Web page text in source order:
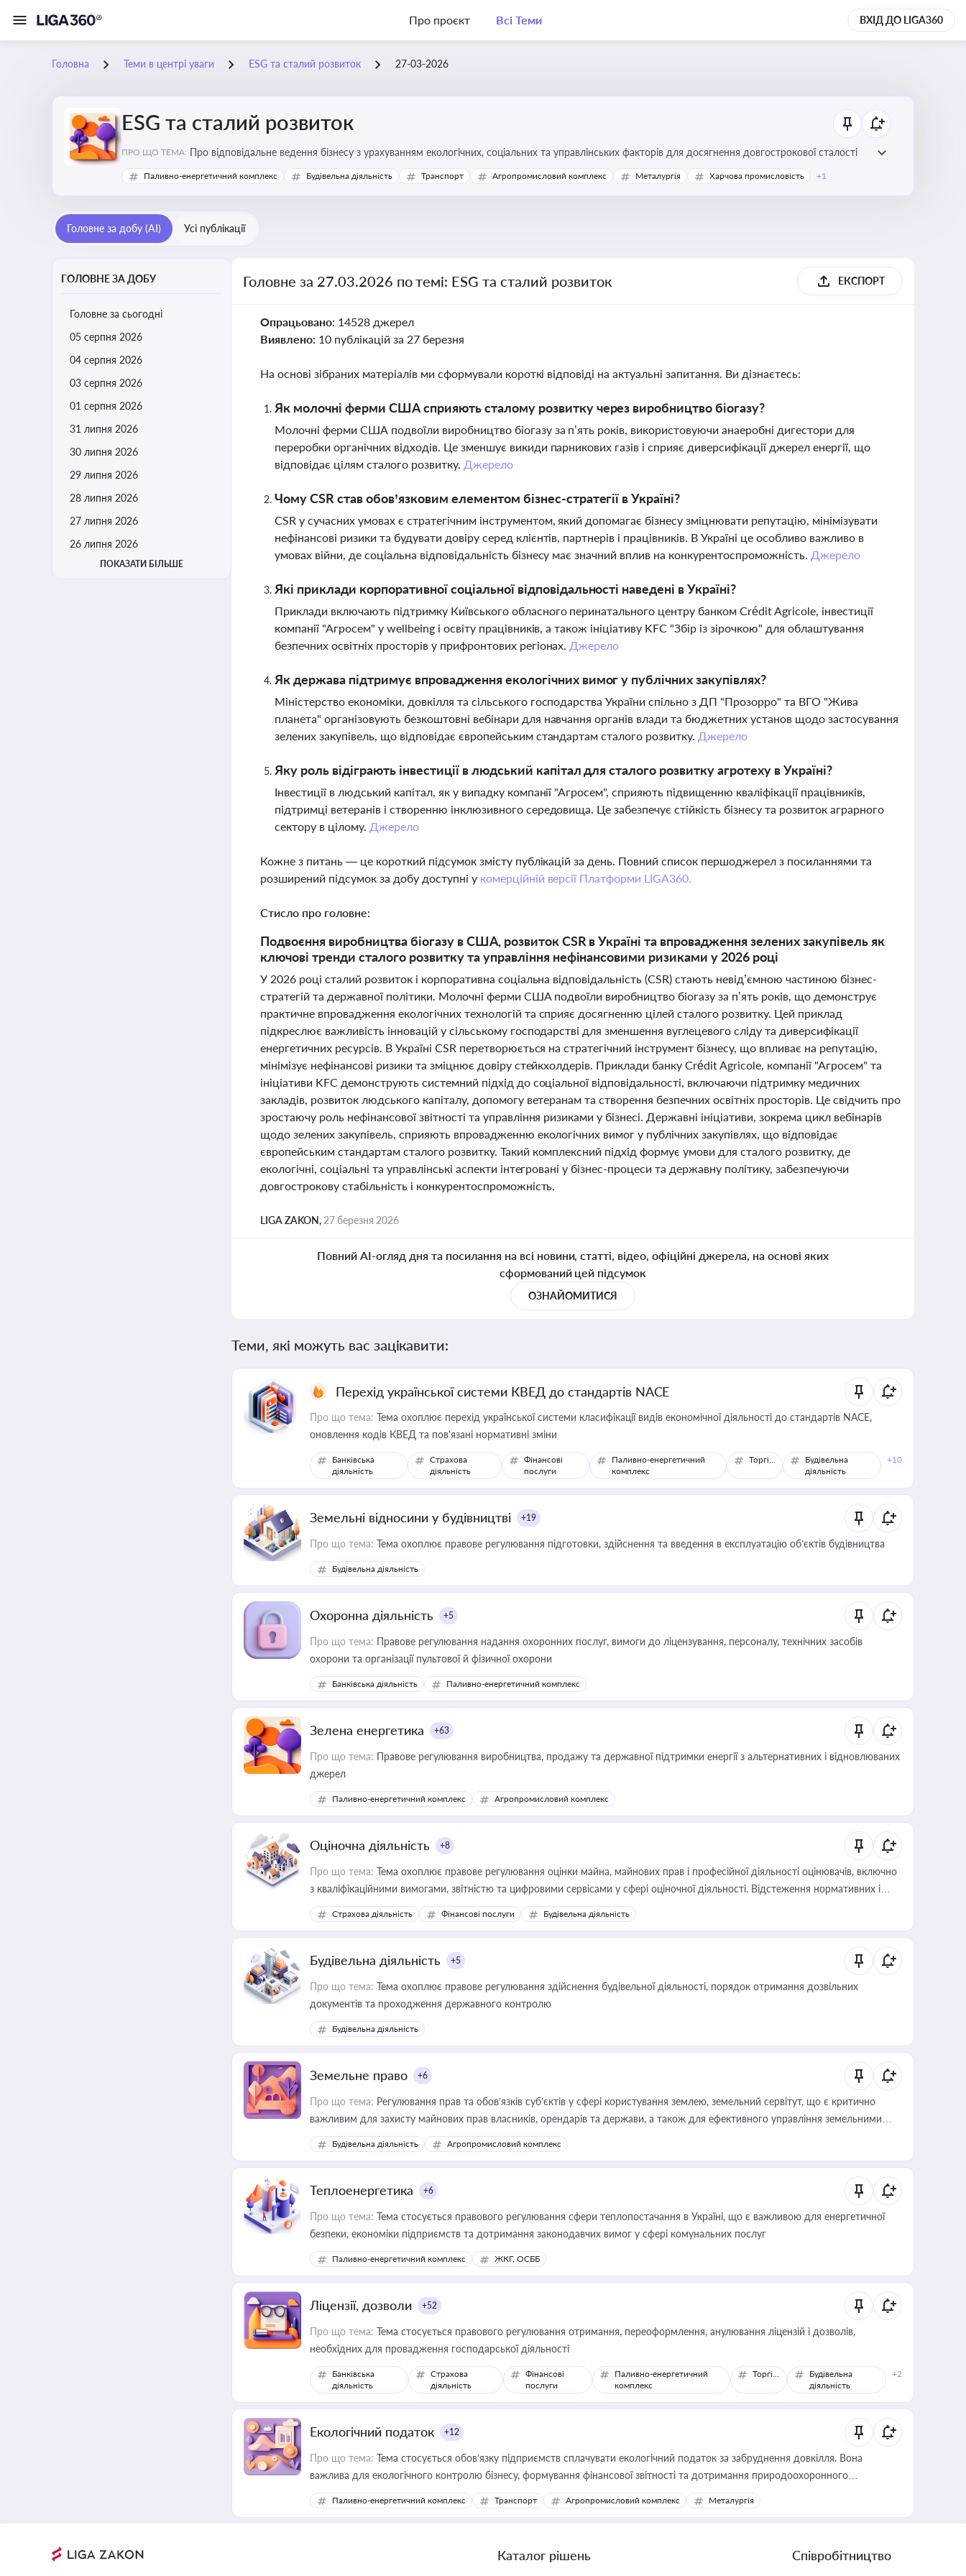
Про проєкт Всі Теми ВХІД ДО LIGA360
Головна Теми в центрі уваги ESG та сталий розвиток 27-03-2026
ESG та сталий розвиток
ПРО ЩО ТЕМА: Про відповідальне ведення бізнесу з урахуванням екологічних, соціальних та управлінських факторів для досягнення довгострокової сталості
Паливно-енергетичний комплекс Будівельна діяльність Транспорт Агропромисловий комплекс Металургія Харчова промисловість +1
Головне за добу (AI) Усі публікації
ГОЛОВНЕ ЗА ДОБУ
Головне за сьогодні
05 серпня 2026
04 серпня 2026
03 серпня 2026
01 серпня 2026
31 липня 2026
30 липня 2026
29 липня 2026
28 липня 2026
27 липня 2026
26 липня 2026
ПОКАЗАТИ БІЛЬШЕ
Головне за 27.03.2026 по темі: ESG та сталий розвиток ЕКСПОРТ
Опрацьовано: 14528 джерел
Виявлено: 10 публікацій за 27 березня
На основі зібраних матеріалів ми сформували короткі відповіді на актуальні запитання. Ви дізнаєтесь:
Як молочні ферми США сприяють сталому розвитку через виробництво біогазу?
Молочні ферми США подвоїли виробництво біогазу за п’ять років, використовуючи анаеробні дигестори для
переробки органічних відходів. Це зменшує викиди парникових газів і сприяє диверсифікації джерел енергії, що
відповідає цілям сталого розвитку. Джерело
Чому CSR став обов’язковим елементом бізнес-стратегії в Україні?
CSR у сучасних умовах є стратегічним інструментом, який допомагає бізнесу зміцнювати репутацію, мінімізувати
нефінансові ризики та будувати довіру серед клієнтів, партнерів і працівників. В Україні це особливо важливо в
умовах війни, де соціальна відповідальність бізнесу має значний вплив на конкурентоспроможність. Джерело
Які приклади корпоративної соціальної відповідальності наведені в Україні?
Приклади включають підтримку Київського обласного перинатального центру банком Crédit Agricole, інвестиції
компанії "Агросем" у wellbeing і освіту працівників, а також ініціативу KFC "Збір із зірочкою" для облаштування
безпечних освітніх просторів у прифронтових регіонах. Джерело
Як держава підтримує впровадження екологічних вимог у публічних закупівлях?
Міністерство економіки, довкілля та сільського господарства України спільно з ДП "Прозорро" та ВГО "Жива
планета" організовують безкоштовні вебінари для навчання органів влади та бюджетних установ щодо застосування
зелених закупівель, що відповідає європейським стандартам сталого розвитку. Джерело
Яку роль відіграють інвестиції в людський капітал для сталого розвитку агротеху в Україні?
Інвестиції в людський капітал, як у випадку компанії "Агросем", сприяють підвищенню кваліфікації працівників,
підтримці ветеранів і створенню інклюзивного середовища. Це забезпечує стійкість бізнесу та розвиток аграрного
сектору в цілому. Джерело
Кожне з питань — це короткий підсумок змісту публікацій за день. Повний список першоджерел з посиланнями та
розширений підсумок за добу доступні у комерційній версії Платформи LIGA360.
Стисло про головне:
Подвоєння виробництва біогазу в США, розвиток CSR в Україні та впровадження зелених закупівель як
ключові тренди сталого розвитку та управління нефінансовими ризиками у 2026 році
У 2026 році сталий розвиток і корпоративна соціальна відповідальність (CSR) стають невід’ємною частиною бізнес-
стратегій та державної політики. Молочні ферми США подвоїли виробництво біогазу за п’ять років, що демонструє
практичне впровадження екологічних технологій та сприяє досягненню цілей сталого розвитку. Цей приклад
підкреслює важливість інновацій у сільському господарстві для зменшення вуглецевого сліду та диверсифікації
енергетичних ресурсів. В Україні CSR перетворюється на стратегічний інструмент бізнесу, що впливає на репутацію,
мінімізує нефінансові ризики та зміцнює довіру стейкхолдерів. Приклади банку Crédit Agricole, компанії "Агросем" та
ініціативи KFC демонструють системний підхід до соціальної відповідальності, включаючи підтримку медичних
закладів, розвиток людського капіталу, допомогу ветеранам та створення безпечних освітніх просторів. Це свідчить про
зростаючу роль нефінансової звітності та управління ризиками у бізнесі. Державні ініціативи, зокрема цикл вебінарів
щодо зелених закупівель, сприяють впровадженню екологічних вимог у публічних закупівлях, що відповідає
європейським стандартам сталого розвитку. Такий комплексний підхід формує умови для сталого розвитку, де
екологічні, соціальні та управлінські аспекти інтегровані у бізнес-процеси та державну політику, забезпечуючи
довгострокову стабільність і конкурентоспроможність.
LIGA ZAKON, 27 березня 2026
Повний AI-огляд дня та посилання на всі новини, статті, відео, офіційні джерела, на основі яких
сформований цей підсумок
ОЗНАЙОМИТИСЯ
Теми, які можуть вас зацікавити:
Перехід української системи КВЕД до стандартів NACE
Про що тема: Тема охоплює перехід української системи класифікації видів економічної діяльності до стандартів NACE,
оновлення кодів КВЕД та пов'язані нормативні зміни
Банківська
діяльність
Страхова
діяльність
Фінансові
послуги
Паливно-енергетичний
комплекс
Торгівля
Будівельна
діяльність
+10
Земельні відносини у будівництві +19
Про що тема: Тема охоплює правове регулювання підготовки, здійснення та введення в експлуатацію об’єктів будівництва
Будівельна діяльність
Охоронна діяльність +5
Про що тема: Правове регулювання надання охоронних послуг, вимоги до ліцензування, персоналу, технічних засобів
охорони та організації пультової й фізичної охорони
Банківська діяльність Паливно-енергетичний комплекс
Зелена енергетика +63
Про що тема: Правове регулювання виробництва, продажу та державної підтримки енергії з альтернативних і відновлюваних
джерел
Паливно-енергетичний комплекс Агропромисловий комплекс
Оціночна діяльність +8
Про що тема: Тема охоплює правове регулювання оцінки майна, майнових прав і професійної діяльності оцінювачів, включно
з кваліфікаційними вимогами, звітністю та цифровими сервісами у сфері оціночної діяльності. Відстеження нормативних і
медійних змін у цій сфері корисне для власника бізнесу, керівника, юриста або бухгалтера під час оподаткування,
приватизації, оренди державного майна, корпоративних угод і перевірки статусу суб'єктів оціночної діяльності
Страхова діяльність Фінансові послуги Будівельна діяльність
Будівельна діяльність +5
Про що тема: Тема охоплює правове регулювання здійснення будівельної діяльності, порядок отримання дозвільних
документів та проходження державного контролю
Будівельна діяльність
Земельне право +6
Про що тема: Регулювання прав та обов’язків суб’єктів у сфері користування землею, земельний сервітут, що є критично
важливим для захисту майнових прав власників, орендарів та держави, а також для ефективного управління земельними
ресурсами
Будівельна діяльність Агропромисловий комплекс
Теплоенергетика +6
Про що тема: Тема стосується правового регулювання сфери теплопостачання в Україні, що є важливою для енергетичної
безпеки, економіки підприємств та дотримання законодавчих вимог у сфері комунальних послуг
Паливно-енергетичний комплекс ЖКГ, ОСББ
Ліцензії, дозволи +52
Про що тема: Тема стосується правового регулювання отримання, переоформлення, анулювання ліцензій і дозволів,
необхідних для провадження господарської діяльності
Банківська
діяльність
Страхова
діяльність
Фінансові
послуги
Паливно-енергетичний
комплекс
Торгівля
Будівельна
діяльність
+2
Екологічний податок +12
Про що тема: Тема стосується обов’язку підприємств сплачувати екологічний податок за забруднення довкілля. Вона
важлива для екологічного контролю бізнесу, формування фінансової звітності та дотримання природоохоронного
законодавства
Паливно-енергетичний комплекс Транспорт Агропромисловий комплекс Металургія
Каталог рішень Співробітництво